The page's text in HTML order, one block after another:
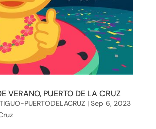
VERANO, PUERTO DE LA CRUZ
PUERTODELACRUZ | Sep 6, 2023